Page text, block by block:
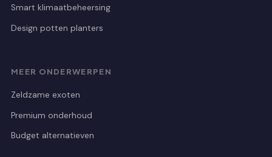
Smart klimaatbeheersing
Design potten planters
MEER ONDERWERPEN
Zeldzame exoten
Premium onderhoud
Budget alternatieven